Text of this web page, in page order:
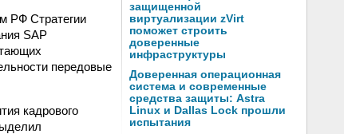
РФ Стратегии
SAP
передовые
кадрового
защищенной
виртуализации zVirt
поможет строить
доверенные
инфраструктуры
Доверенная операционная
система и современные
средства защиты: Astra
Linux и Dallas Lock прошли
испытания